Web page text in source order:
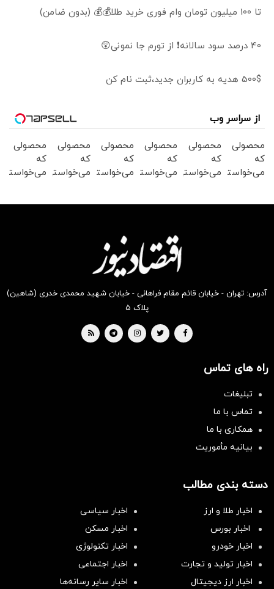
تا 100 میلیون تومان وام فوری خرید طلا💰💰 (بدون ضامن)
40 درصد سود سالانه❗ از تورم جا نمونی😲
500$ هدیه به کاربران جدید،ثبت نام کن
از سراسر وب
محصولی
که
می‌خواستی
محصولی
که
می‌خواستی
محصولی
که
می‌خواستی
بخر !
محصولی
که
می‌خواستی
بخر !
محصولی
که
می‌خواستی
محصولی
که
می‌خواستی
آدرس: تهران - خیابان قائم مقام فراهانی - خیابان شهید محمدی خدری (شاهین)
پلاک ۵
راه های تماس
تبلیغات
تماس با ما
همکاری با ما
بیانیه مأموریت
دسته بندی مطالب
اخبار طلا و ارز
اخبار سیاسی
اخبار بورس
اخبار مسکن
اخبار خودرو
اخبار تکنولوژی
اخبار تولید و تجارت
اخبار اجتماعی
اخبار ارز دیجیتال
اخبار سایر رسانه‌‌ها